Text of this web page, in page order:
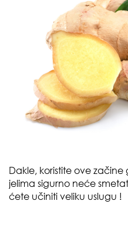
Dakle, koristite ove
jelima sigurno neće
ćete učiniti veliku uslugu !